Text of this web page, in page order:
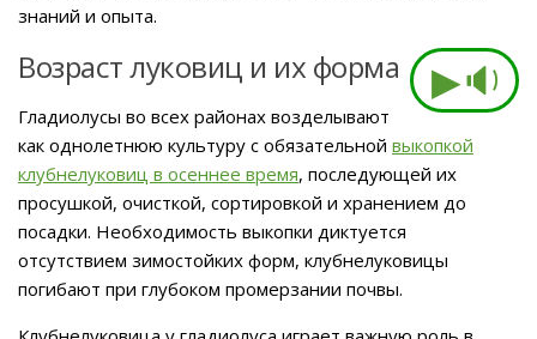
знаний и опыта.
▶🔉
Возраст луковиц и их форма
Гладиолусы во всех районах возделывают
как однолетнюю культуру с обязательной выкопкой
клубнелуковиц в осеннее время, последующей их
просушкой, очисткой, сортировкой и хранением до
посадки. Необходимость выкопки диктуется
отсутствием зимостойких форм, клубнелуковицы
погибают при глубоком промерзании почвы.